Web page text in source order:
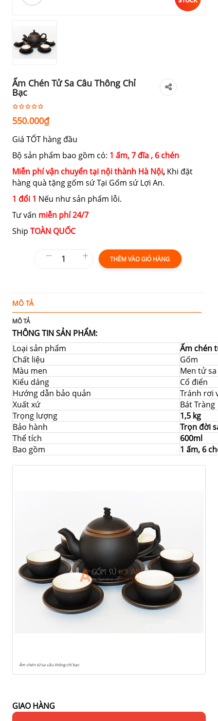
Ấm Chén Tử Sa Câu Thông Chỉ
Bạc
550.000₫
Giá TỐT hàng đầu
Bộ sản phẩm bao gồm có: 1 ấm, 7 đĩa , 6 chén
Miễn phí vận chuyển tại nội thành Hà Nội, Khi đặt
hàng quà tặng gốm sứ Tại Gốm sứ Lợi An.
1 đổi 1 Nếu như sản phẩm lỗi.
Tư vấn miễn phí 24/7
Ship TOÀN QUỐC
THÊM VÀO GIỎ HÀNG
MÔ TẢ
MÔ TẢ
THÔNG TIN SẢN PHẨM:
Loại sản phẩm
Ấm chén
Chất liệu
Gốm
Màu men
Men tử sa
Kiểu dáng
Cổ điển
Hướng dẫn bảo quản
Tránh rơi
Xuất xứ
Bát Tràng
Trọng lượng
1,5 kg
Bảo hành
Trọn đời
Thể tích
600ml
Bao gồm
1 ấm, 6
Ấm chén tử sa câu thông chỉ bạc
GIAO HÀNG